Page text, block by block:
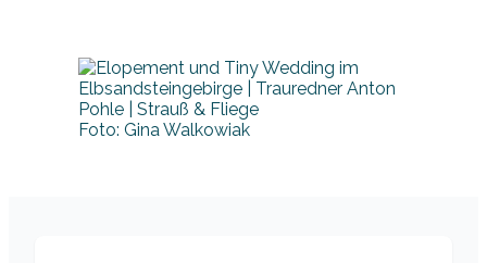
Foto: Gina Walkowiak